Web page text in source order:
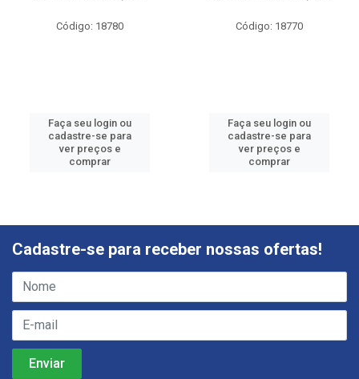
Código: 18780
Faça seu login ou
cadastre-se para
ver preços e
comprar
Código: 18770
Faça seu login ou
cadastre-se para
ver preços e
comprar
Cadastre-se para receber nossas ofertas!